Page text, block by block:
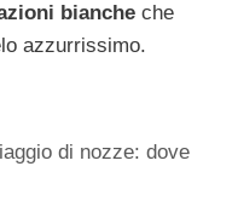
bianche che
azzurrissimo.
di nozze: dove